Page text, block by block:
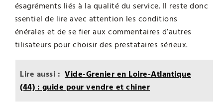
désagréments liés à la qualité du service. Il reste donc
essentiel de lire avec attention les conditions
générales et de se fier aux commentaires d’autres
utilisateurs pour choisir des prestataires sérieux.
Lire aussi : Vide-Grenier en Loire-Atlantique
(44) : guide pour vendre et chiner